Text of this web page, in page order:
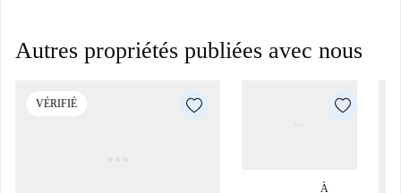
Autres propriétés publiées avec nous
VÉRIFIÉ
À